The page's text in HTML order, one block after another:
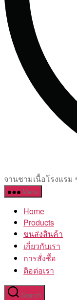
จานชามเนื้อโรงแร
Menu
Home
Products
ขนส่งสินค้า
เกี่ยวกับเรา
การสั่งชื้อ
ติอต่อเรา
Search